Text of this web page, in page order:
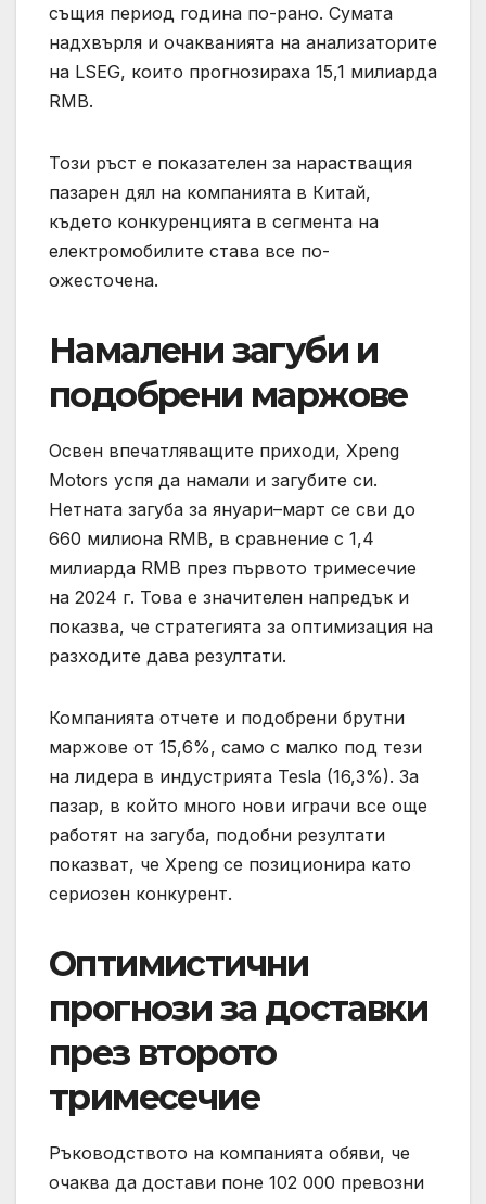
същия период година по-рано. Сумата
надхвърля и очакванията на анализаторите
на LSEG, които прогнозираха 15,1 милиарда
RMB.
Този ръст е показателен за нарастващия
пазарен дял на компанията в Китай,
където конкуренцията в сегмента на
електромобилите става все по-
ожесточена.
Намалени загуби и
подобрени маржове
Освен впечатляващите приходи, Xpeng
Motors успя да намали и загубите си.
Нетната загуба за януари–март се сви до
660 милиона RMB, в сравнение с 1,4
милиарда RMB през първото тримесечие
на 2024 г. Това е значителен напредък и
показва, че стратегията за оптимизация на
разходите дава резултати.
Компанията отчете и подобрени брутни
маржове от 15,6%, само с малко под тези
на лидера в индустрията Tesla (16,3%). За
пазар, в който много нови играчи все още
работят на загуба, подобни резултати
показват, че Xpeng се позиционира като
сериозен конкурент.
Оптимистични
прогнози за доставки
през второто
тримесечие
Ръководството на компанията обяви, че
очаква да достави поне 102 000 превозни